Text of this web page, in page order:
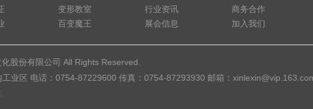
变形教室
百变魔王
行业资讯
展会信息
商务合作
加入我们
股份有限公司 All Rights Reserved.
业区 电话：0754-87229600 传真：0754-87293930 邮箱：